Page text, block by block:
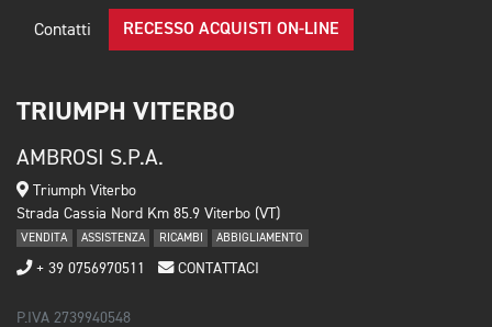
Contatti RECESSO ACQUISTI ON-LINE
TRIUMPH VITERBO
AMBROSI S.P.A.
Triumph Viterbo
Strada Cassia Nord Km 85.9 Viterbo (VT)
VENDITA ASSISTENZA RICAMBI ABBIGLIAMENTO
+ 39 0756970511 CONTATTACI
P.IVA 2739940548